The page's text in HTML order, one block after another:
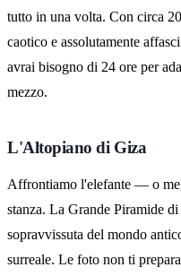
tutto in una volta. Con circa
caotico e assolutamente
avrai bisogno di 24 ore per
mezzo.
L'Altopiano di Giza
Affrontiamo l'elefante — o
stanza. La Grande Piramide
sopravvissuta del mondo
surreale. Le foto non ti